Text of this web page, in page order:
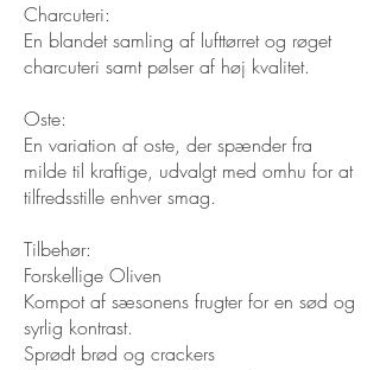
Charcuteri:
En blandet samling af lufttørret og røget
charcuteri samt pølser af høj kvalitet.
Oste:
En variation af oste, der spænder fra
milde til kraftige, udvalgt med omhu for at
tilfredsstille enhver smag.
Tilbehør:
Forskellige Oliven
Kompot af sæsonens frugter for en sød og
syrlig kontrast.
Sprødt brød og crackers